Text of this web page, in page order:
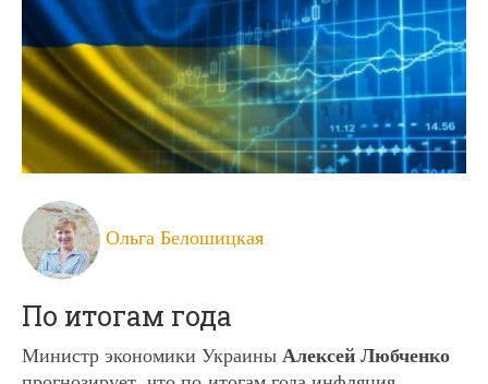
Ольга Белошицкая
По итогам года
Министр экономики Украины Алексей Любченко